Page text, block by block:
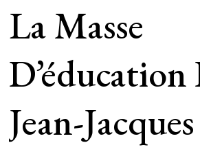
La Masse
D’éducation
Jean-Jacques